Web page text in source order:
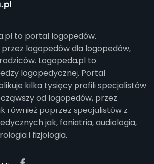
to portal logopedów.
przez logopedów dla logopedów,
Logopeda.pl to
logopedycznej. Portal
kilka tysięcy profili specjalistów
od logopedów, przez
również poprzez specjalistów z
jak, foniatria, audiologia,
i fizjologia.